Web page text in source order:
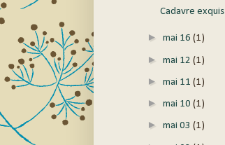
Cadavre exquis
► mai 16 (1)
► mai 12 (1)
► mai 11 (1)
► mai 10 (1)
► mai 03 (1)